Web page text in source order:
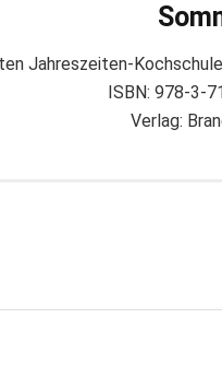
Jahreszeiten-
ISBN: 978-3-
Verlag: